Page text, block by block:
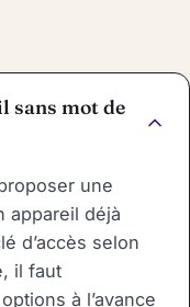
sans mot de
une
appareil déjà
d’accès selon
il faut
à l’avance